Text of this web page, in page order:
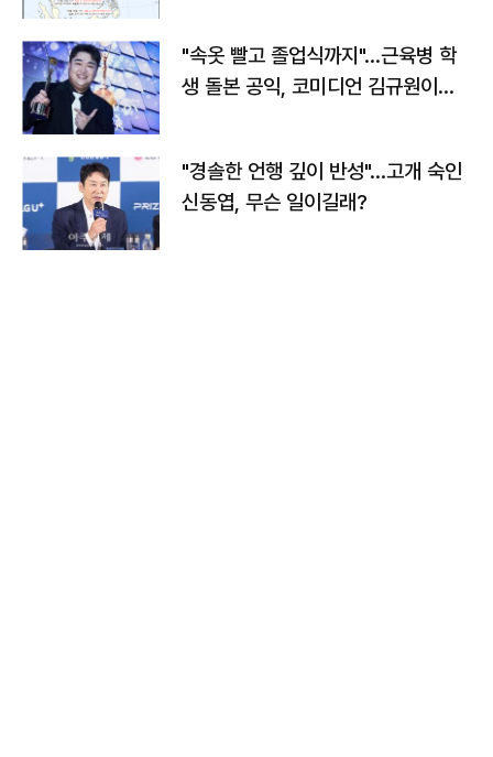
"속옷 빨고 졸업식까지"…근육병 학
생 돌본 공익, 코미디언 김규원이었
"경솔한 언행 깊이 반성"…고개 숙인
신동엽, 무슨 일이길래?